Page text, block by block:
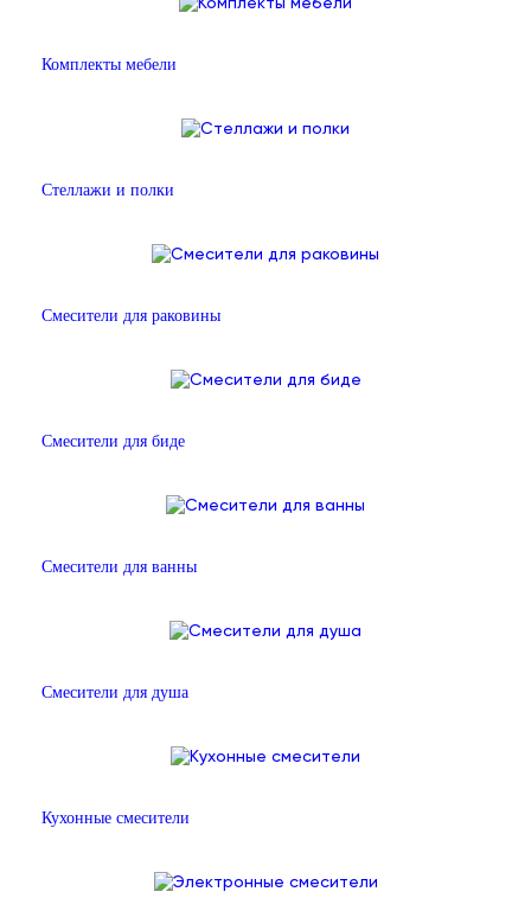
Комплекты мебели
Стеллажи и полки
Смесители для раковины
Смесители для биде
Смесители для ванны
Смесители для душа
Кухонные смесители